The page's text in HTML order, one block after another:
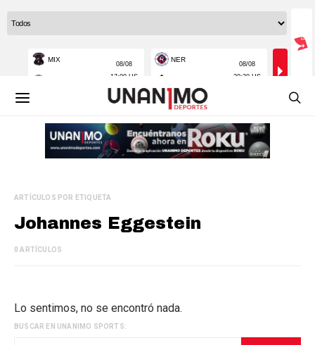
ARTÍCULOS POR ETIQUETA
Johannes Eggestein
0 ARTÍCULOS
Lo sentimos, no se encontró nada.
BUSCAR EN UNANIMO SPORTS: